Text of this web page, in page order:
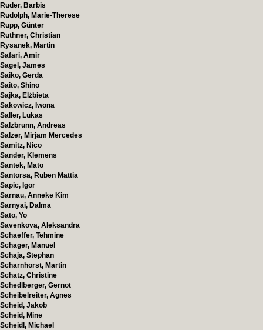
Ruder, Barbis
Rudolph, Marie-Therese
Rupp, Günter
Ruthner, Christian
Rysanek, Martin
Safari, Amir
Sagel, James
Saiko, Gerda
Saito, Shino
Sajka, Elżbieta
Sakowicz, Iwona
Saller, Lukas
Salzbrunn, Andreas
Salzer, Mirjam Mercedes
Samitz, Nico
Sander, Klemens
Santek, Mato
Santorsa, Ruben Mattia
Sapic, Igor
Sarnau, Anneke Kim
Sarnyai, Dalma
Sato, Yo
Savenkova, Aleksandra
Schaeffer, Tehmine
Schager, Manuel
Schaja, Stephan
Scharnhorst, Martin
Schatz, Christine
Schedlberger, Gernot
Scheibelreiter, Agnes
Scheid, Jakob
Scheid, Mine
Scheidl, Michael